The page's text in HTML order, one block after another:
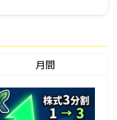
月間